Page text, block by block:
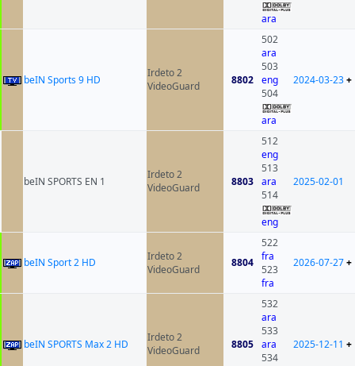
ara
beIN Sports 9 HD
Irdeto 2
VideoGuard
8802
502
ara
503
eng
504
ara
2024-03-23+
beIN SPORTS EN 1
Irdeto 2
VideoGuard
8803
512
eng
513
ara
514
eng
2025-02-01
beIN Sport 2 HD
Irdeto 2
VideoGuard
8804
522
fra
523
fra
2026-07-27+
beIN SPORTS Max 2 HD
Irdeto 2
VideoGuard
8805
532
ara
533
ara
534
2025-12-11 +